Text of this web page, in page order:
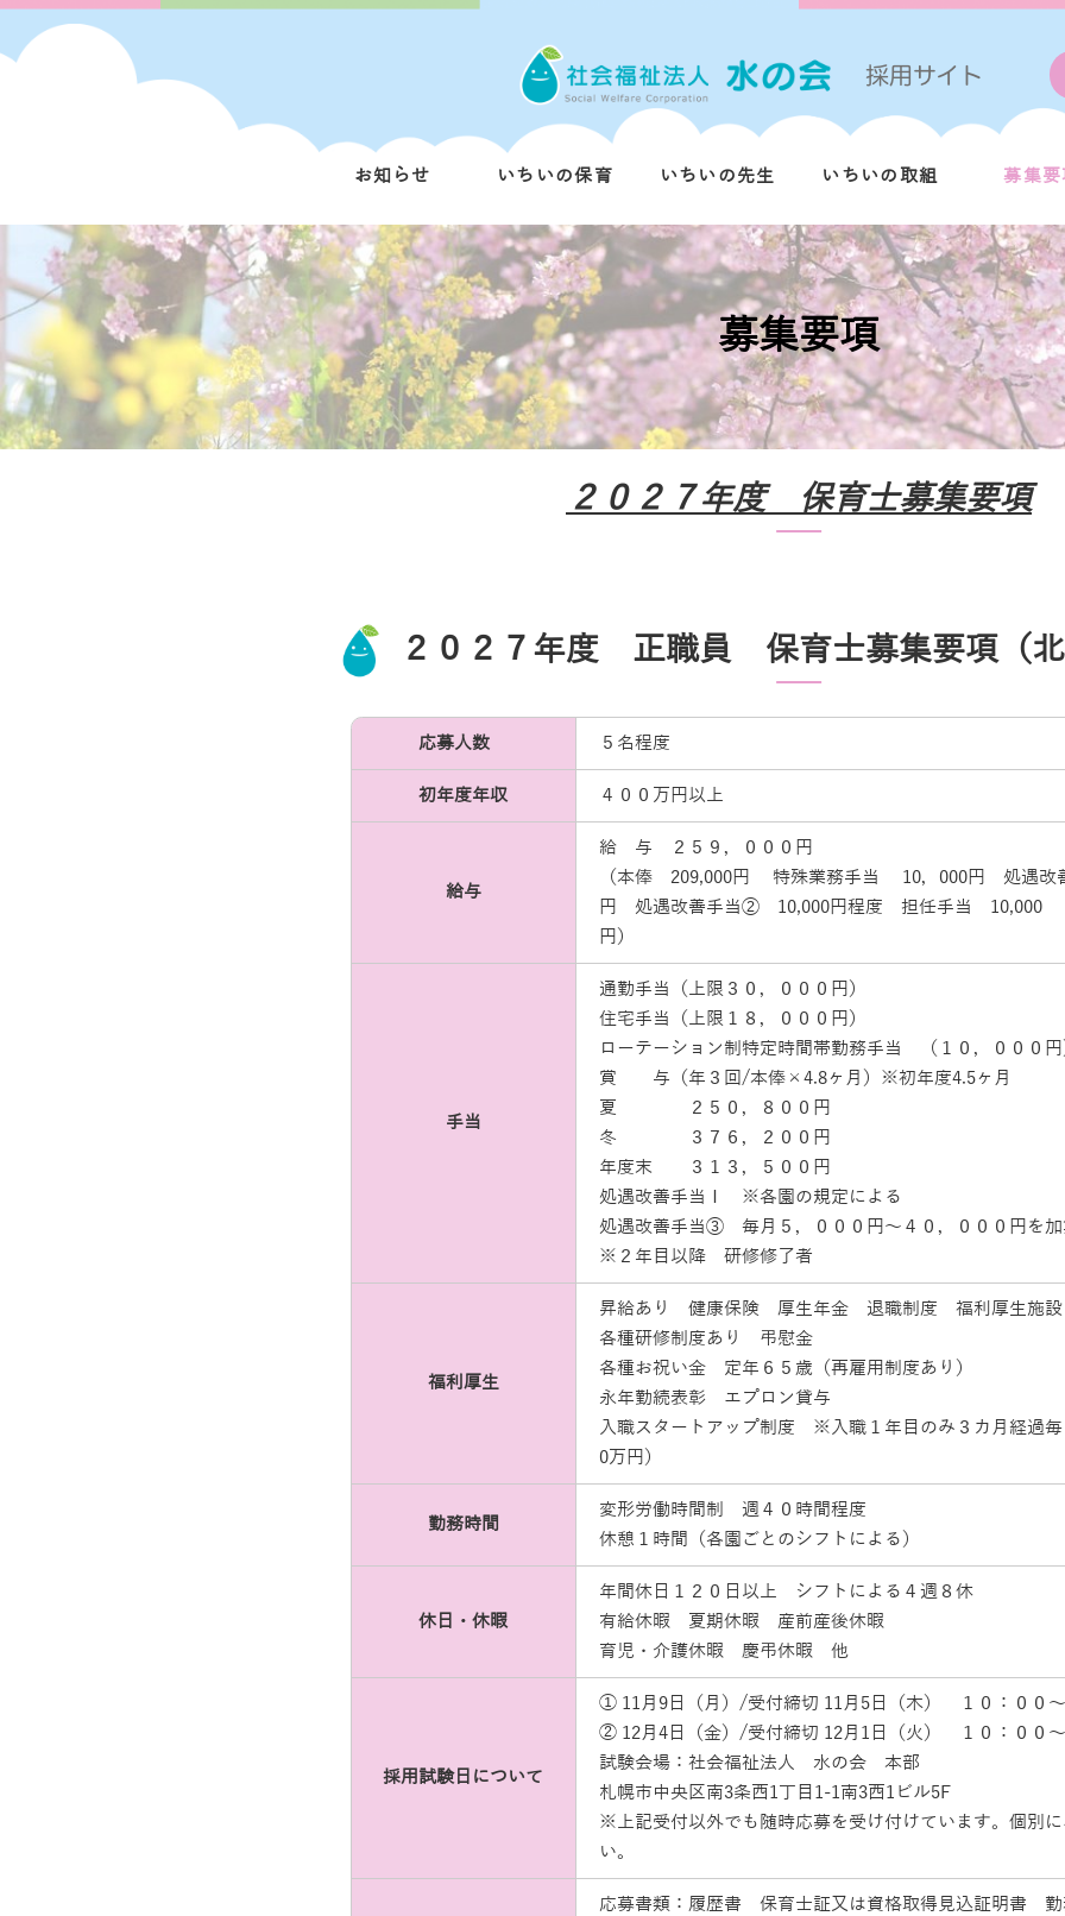
お知らせ いちいの保育 いちいの先生 いちいの取組 募集
募集要項
２０２７年度 保育士募集要項
２０２７年度 正職員 保育士募集要項（
応募人数 ５名程度
初年度年収 ４００万円以上
給与
給 与 ２５９，０００円
（本俸 209,000円 特殊業務手当 10，000円 処遇
円 処遇改善手当➁ 10,000円程度 担任手当 10,000
円）
手当
通勤手当（上限３０，０００円）
住宅手当（上限１８，０００円）
ローテーション制特定時間帯勤務手当 （１０，０００円
賞 与（年３回/本俸×4.8ヶ月）※初年度4.5ヶ月
夏 ２５０，８００円
冬 ３７６，２００円
年度末 ３１３，５００円
処遇改善手当Ⅰ ※各園の規定による
処遇改善手当➂ 毎月５，０００円～４０，０００円を加
※２年目以降 研修修了者
福利厚生
昇給あり 健康保険 厚生年金 退職制度 福利厚生施設
各種研修制度あり 弔慰金
各種お祝い金 定年６５歳（再雇用制度あり）
永年勤続表彰 エプロン貸与
入職スタートアップ制度 ※入職１年目のみ３カ月経過毎
0万円）
勤務時間
変形労働時間制 週４０時間程度
休憩１時間（各園ごとのシフトによる）
休日・休暇
年間休日１２０日以上 シフトによる４週８休
有給休暇 夏期休暇 産前産後休暇
育児・介護休暇 慶弔休暇 他
採用試験日について
① 11月9日（月）/受付締切 11月5日（木） １０：００～
② 12月4日（金）/受付締切 12月1日（火） １０：００～
試験会場：社会福祉法人 水の会 本部
札幌市中央区南3条西1丁目1-1南3西1ビル5F
※上記受付以外でも随時応募を受け付けています。個別
い。
応募書類：履歴書 保育士証又は資格取得見込証明書 勤